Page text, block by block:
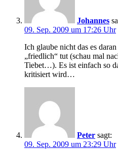
Johannes
09. Sep. 2009 um 17:26 Uhr
Ich glaube nicht das es
„friedlich“ tut (schau mal
Tiebet…). Es ist einfach so
kritisiert wird…
Peter sagt:
09. Sep. 2009 um 23:29 Uhr